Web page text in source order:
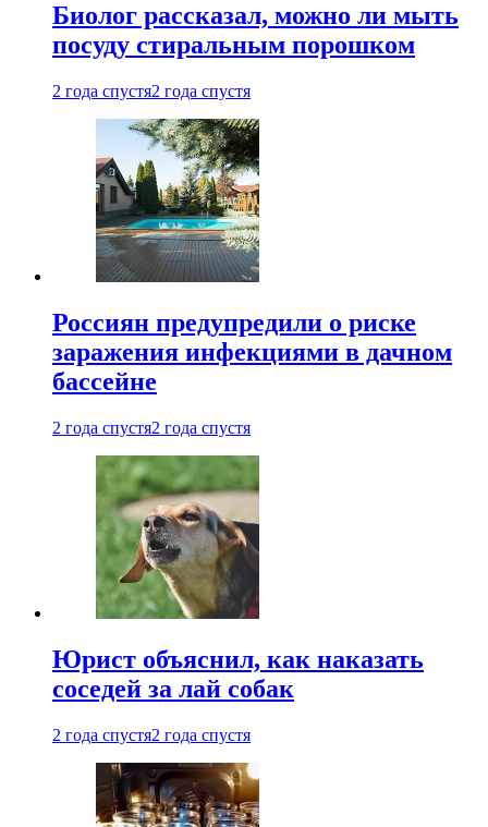
Биолог рассказал, можно ли мыть
посуду стиральным порошком
2 года спустя2 года спустя
Россиян предупредили о риске
заражения инфекциями в дачном
бассейне
2 года спустя2 года спустя
Юрист объяснил, как наказать
соседей за лай собак
2 года спустя2 года спустя